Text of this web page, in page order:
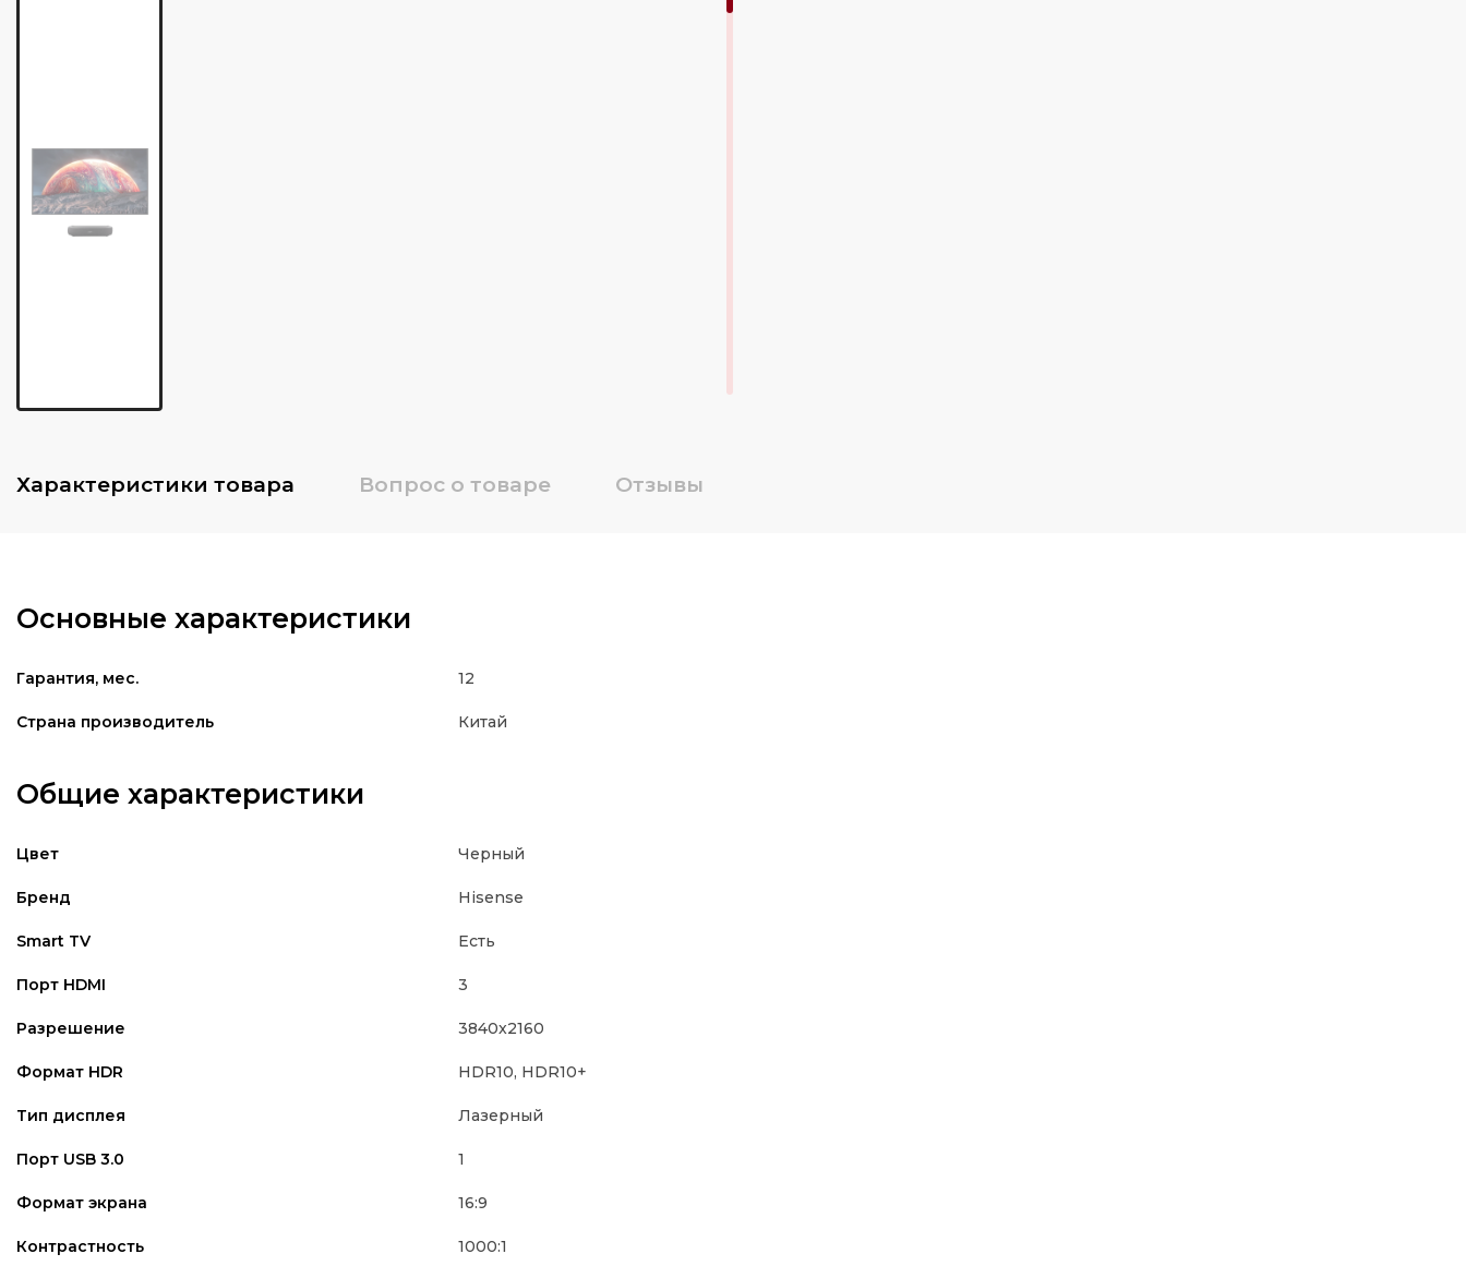
Характеристики товара Вопрос о товаре Отзывы
Основные характеристики
Гарантия, мес. 12
Страна производитель Китай
Общие характеристики
Цвет Черный
Бренд Hisense
Smart TV Есть
Порт HDMI 3
Разрешение 3840x2160
Формат HDR HDR10, HDR10+
Тип дисплея Лазерный
Порт USB 3.0 1
Формат экрана 16:9
Контрастность 1000:1